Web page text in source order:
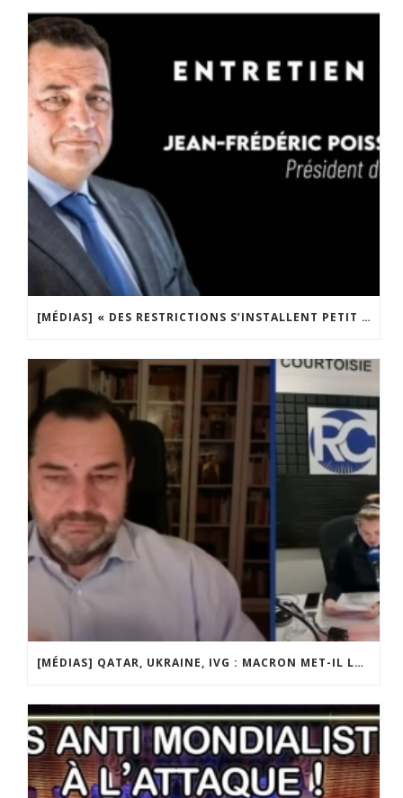
[MÉDIAS] « DES RESTRICTIONS S’INSTALLENT PETIT À PETIT DANS NOTRE PAYS » ENTRETIEN AVEC BOULEVARD VOLTAIRE
[MÉDIAS] QATAR, UKRAINE, IVG : MACRON MET-IL LA FRANCE EN DANGER ? JF POISSON INVITÉ DE LIGNE DROITE SUR RADIO COURTOISIE